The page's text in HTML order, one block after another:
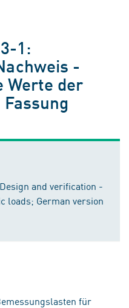
1:
-
Werte der
and verification -
loads; German version
für